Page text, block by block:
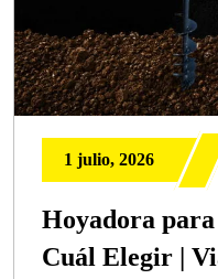
1 julio, 2026
Hoyadora
Cuál Elegir |